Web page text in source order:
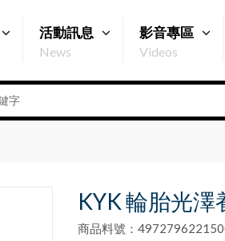
活動訊息
News
影音專區
Videos
KYK 輪胎光
商品料號：